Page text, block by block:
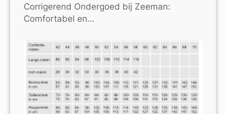
Corrigerend Ondergoed bij Zeeman:
Comfortabel en…